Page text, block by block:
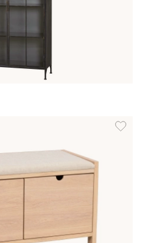
Lägg